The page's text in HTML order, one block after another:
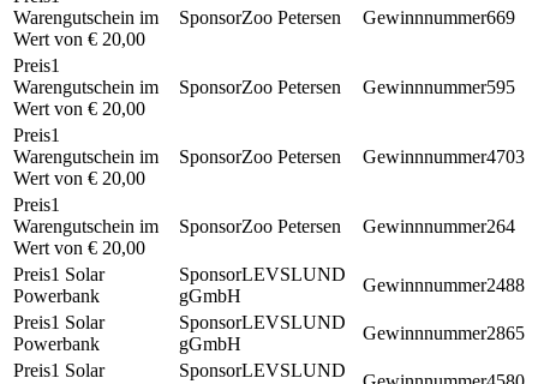
Warengutschein im
Wert von € 20,00
Zoo Petersen 669
1
Warengutschein im
Wert von € 20,00
Zoo Petersen 595
1
Warengutschein im
Wert von € 20,00
Zoo Petersen 4703
1
Warengutschein im
Wert von € 20,00
Zoo Petersen 264
1 Solar
Powerbank
LEVSLUND
gGmbH
2488
1 Solar
Powerbank
LEVSLUND
gGmbH
2865
1 Solar
LEVSLUND